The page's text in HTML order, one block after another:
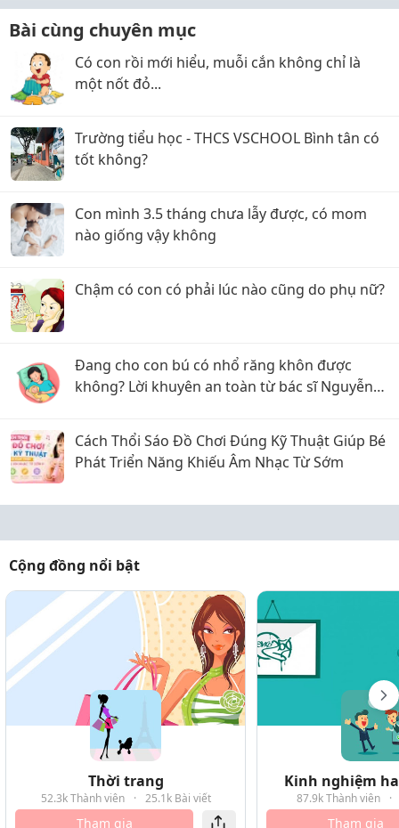
Bài cùng chuyên mục
Có con rồi mới hiểu, muỗi cắn không chỉ là
một nốt đỏ...
Trường tiểu học - THCS VSCHOOL Bình tân có
tốt không?
Con mình 3.5 tháng chưa lẫy được, có mom
nào giống vậy không
Chậm có con có phải lúc nào cũng do phụ nữ?
Đang cho con bú có nhổ răng khôn được
không? Lời khuyên an toàn từ bác sĩ Nguyễn
Cách Thổi Sáo Đồ Chơi Đúng Kỹ Thuật Giúp Bé
Phát Triển Năng Khiếu Âm Nhạc Từ Sớm
Cộng đồng nổi bật
Thời trang
52.3k Thành viên · 25.1k Bài viết
Tham gia
Kinh nghiệm
87.9k Thành viên ·
Tham gia